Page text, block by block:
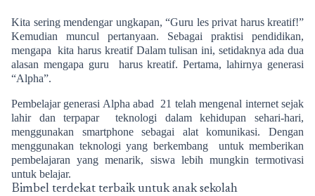
Kita sering mendengar ungkapan, “Guru les privat harus kreatif!”
Kemudian muncul pertanyaan. Sebagai praktisi pendidikan,
mengapa kita harus kreatif Dalam tulisan ini, setidaknya ada dua
alasan mengapa guru harus kreatif. Pertama, lahirnya generasi
“Alpha”.
Pembelajar generasi Alpha abad 21 telah mengenal internet sejak
lahir dan terpapar teknologi dalam kehidupan sehari-hari,
menggunakan smartphone sebagai alat komunikasi. Dengan
menggunakan teknologi yang berkembang untuk memberikan
pembelajaran yang menarik, siswa lebih mungkin termotivasi
untuk belajar.
Bimbel terdekat terbaik untuk anak sekolah